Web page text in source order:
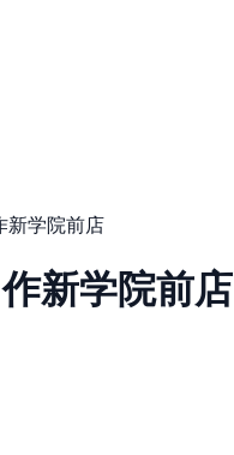
新学院前店
新学院前店